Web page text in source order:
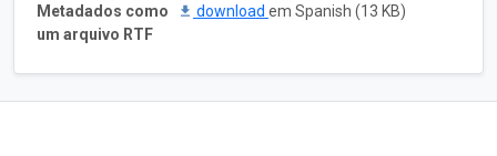
Metadados como
um arquivo RTF
download em Spanish (13 KB)